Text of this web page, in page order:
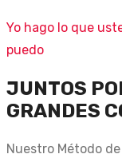
Yo hago lo que
puedo
JUNTOS
GRANDES
Nuestro Método